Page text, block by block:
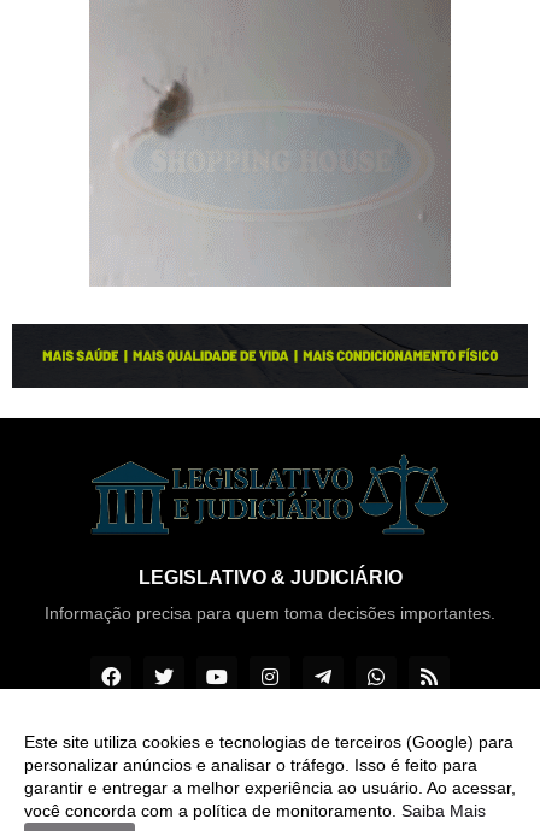
LEGISLATIVO & JUDICIÁRIO
Informação precisa para quem toma decisões importantes.
Copyright © 2026Legislativo & Judiciário
INÍCIO SOBRE CONTATO LGPD EXPEDIENTE
Este site utiliza cookies e tecnologias de terceiros (Google) para
personalizar anúncios e analisar o tráfego. Isso é feito para
garantir e entregar a melhor experiência ao usuário. Ao acessar,
você concorda com a política de monitoramento. Saiba Mais